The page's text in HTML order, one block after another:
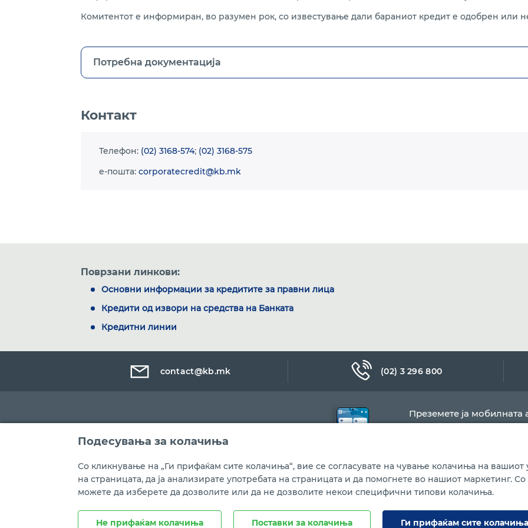
Комитентот е информиран, во разумен рок, со известување дали бараниот кредит е одобрен или
Потребна документација
Контакт
Телефон: (02) 3168-574; (02) 3168-575
e-пошта: corporatecredit@kb.mk
Поврзани линкови:
Основни информации за кредитите за правни лица
Кредити од извори на средства на Банката
Кредитни линии
contact@kb.mk (02) 3 296 800
Преземете ја
Правни напомени Политика на приватност Политика за колачиња
Подесувања за колачиња
Со кликнување на „Ги прифаќам сите колачиња“, вие се согласувате на чување колачиња на вашиот
на страницата, да ја анализирате употребата на страницата и да помогнете во нашиот маркетинг.
можете да изберете да дозволите или да не дозволите некои специфични типови колачиња.
Не прифаќам колачиња Поставки за колачиња Ги прифаќам сите колачиња